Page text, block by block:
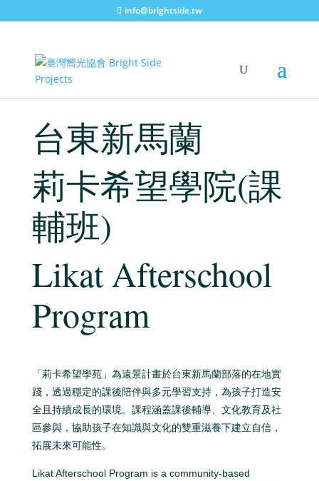
info@brightside.tw
台東新馬蘭
莉卡希望學院(課
輔班)
Likat Afterschool
Program
「莉卡希望學苑」為遠景計畫於台東新馬蘭部落的在地實
踐，透過穩定的課後陪伴與多元學習支持，為孩子打造安
全且持續成長的環境。課程涵蓋課後輔導、文化教育及社
區參與，協助孩子在知識與文化的雙重滋養下建立自信，
拓展未來可能性。
Likat Afterschool Program is a community-based